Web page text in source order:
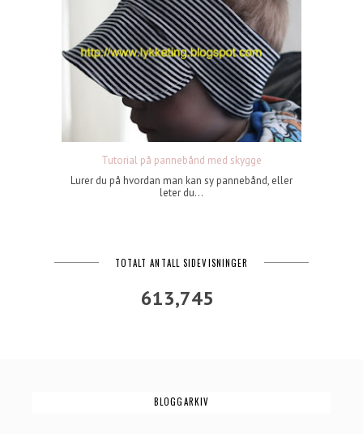
Tutorial på pannebånd med skygge
Lurer du på hvordan man kan sy pannebånd, eller
leter du...
TOTALT ANTALL SIDEVISNINGER
613,745
BLOGGARKIV